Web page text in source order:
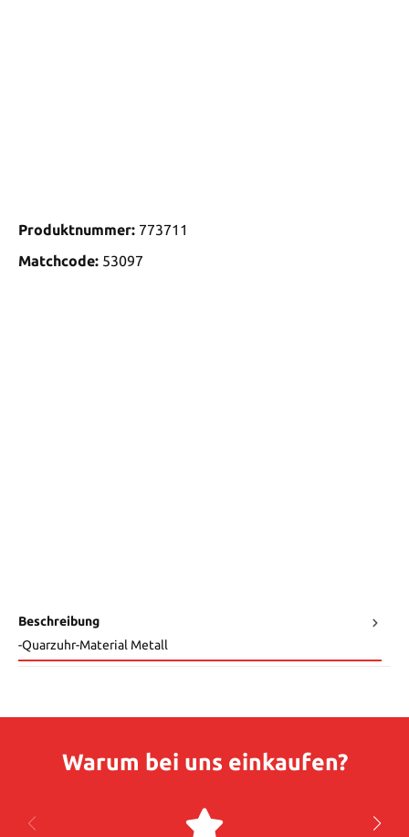
Produktnummer: 773711
Matchcode: 53097
Beschreibung
-Quarzuhr-Material Metall
Warum bei uns einkaufen?